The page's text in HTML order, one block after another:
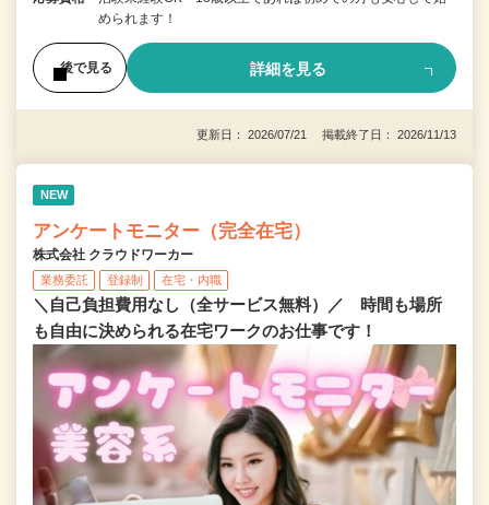
められます！
後で見る 詳細を見る
更新日： 2026/07/21 掲載終了日： 2026/11/13
NEW
アンケートモニター（完全在宅）
株式会社 クラウドワーカー
業務委託 登録制 在宅・内職
＼自己負担費用なし（全サービス無料）／ 時間も場所
も自由に決められる在宅ワークのお仕事です！